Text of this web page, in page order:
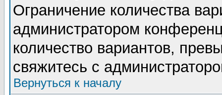
Ограничение количества
администратором
количество вариантов,
свяжитесь с
Вернуться к началу